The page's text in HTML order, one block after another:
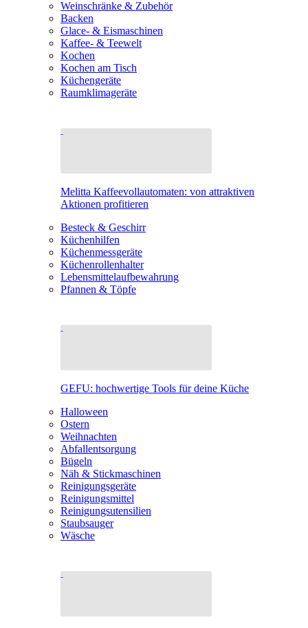
Weinschränke & Zubehör
Backen
Glace- & Eismaschinen
Kaffee- & Teewelt
Kochen
Kochen am Tisch
Küchengeräte
Raumklimageräte
Melitta Kaffeevollautomaten: von attraktiven
Aktionen profitieren
Besteck & Geschirr
Küchenhilfen
Küchenmessgeräte
Küchenrollenhalter
Lebensmittelaufbewahrung
Pfannen & Töpfe
GEFU: hochwertige Tools für deine Küche
Halloween
Ostern
Weihnachten
Abfallentsorgung
Bügeln
Näh & Stickmaschinen
Reinigungsgeräte
Reinigungsmittel
Reinigungsutensilien
Staubsauger
Wäsche